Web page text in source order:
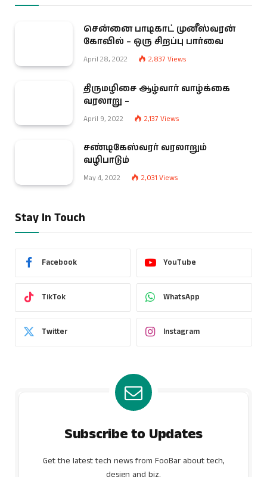
சென்னை பாடிகாட் முனீஸ்வரன்
கோவில் – ஒரு சிறப்பு பார்வை
April 28, 2022 2,837 Views
திருமழிசை ஆழ்வார் வாழ்க்கை
வரலாறு –
April 9, 2022 2,137 Views
சண்டிகேஸ்வரர் வரலாறும்
வழிபாடும்
May 4, 2022 2,031 Views
Stay In Touch
Facebook YouTube
TikTok WhatsApp
Twitter Instagram
Subscribe to Updates
Get the latest tech news from FooBar about tech,
design and biz.